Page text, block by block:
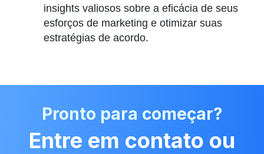
insights valiosos sobre a eficácia de seus
esforços de marketing e otimizar suas
estratégias de acordo.
Pronto para começar?
Entre em contato ou